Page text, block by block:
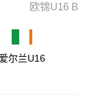
欧锦U16 B
爱尔兰U16